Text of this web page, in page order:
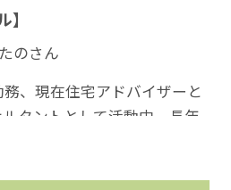
のさん
、現在住宅アドバイザーと
タントとして活動中。長年
購入を検討する方々に役立